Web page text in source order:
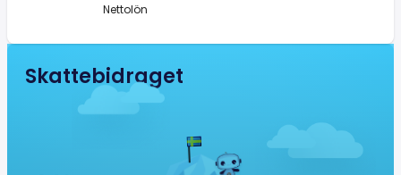
Nettolön
Skattebidraget